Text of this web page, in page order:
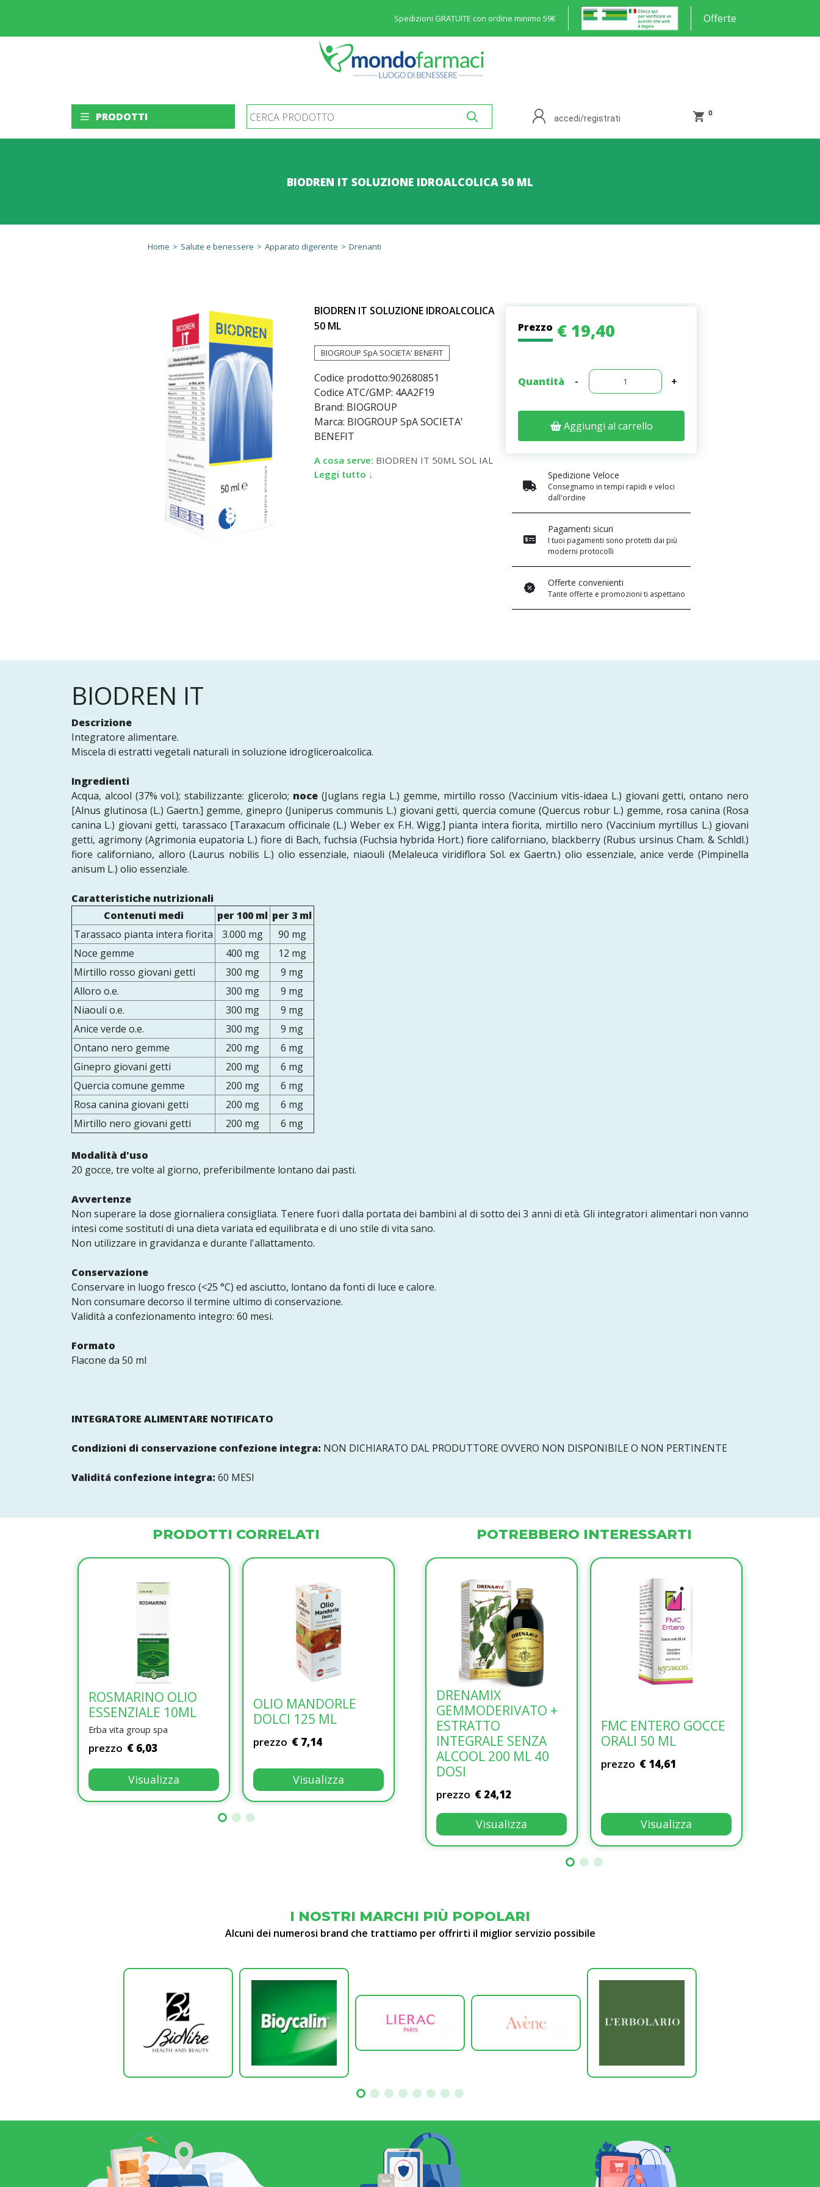
Spedizioni GRATUITE con ordine minimo 59€ Offerte
PRODOTTI accedi/registrati
0
BIODREN IT SOLUZIONE IDROALCOLICA 50 ML
Home > Salute e benessere > Apparato digerente > Drenanti
BIODREN IT SOLUZIONE IDROALCOLICA
50 ML
BIOGROUP SpA SOCIETA' BENEFIT
Codice prodotto:902680851
Codice ATC/GMP: 4AA2F19
Brand: BIOGROUP
Marca: BIOGROUP SpA SOCIETA'
BENEFIT
A cosa serve: BIODREN IT 50ML SOL IAL
Leggi tutto ↓
Prezzo € 19,40
Quantità - +
Aggiungi al carrello
Spedizione Veloce
Consegnamo in tempi rapidi e veloci
dall'ordine
Pagamenti sicuri
I tuoi pagamenti sono protetti dai più
moderni protocolli
Offerte convenienti
Tante offerte e promozioni ti aspettano
BIODREN IT
Descrizione
Integratore alimentare.
Miscela di estratti vegetali naturali in soluzione idrogliceroalcolica.
Ingredienti
Acqua, alcool (37% vol.); stabilizzante: glicerolo; noce(Juglans regia L.) gemme, mirtillo rosso (Vaccinium vitis-idaea L.) giovani getti, ontano nero
[Alnus glutinosa (L.) Gaertn.] gemme, ginepro (Juniperus communis L.) giovani getti, quercia comune (Quercus robur L.) gemme, rosa canina (Rosa
canina L.) giovani getti, tarassaco [Taraxacum officinale (L.) Weber ex F.H. Wigg.] pianta intera fiorita, mirtillo nero (Vaccinium myrtillus L.) giovani
getti, agrimony (Agrimonia eupatoria L.) fiore di Bach, fuchsia (Fuchsia hybrida Hort.) fiore californiano, blackberry (Rubus ursinus Cham. & Schldl.)
fiore californiano, alloro (Laurus nobilis L.) olio essenziale, niaouli (Melaleuca viridiflora Sol. ex Gaertn.) olio essenziale, anice verde (Pimpinella
anisum L.) olio essenziale.
Caratteristiche nutrizionali
Contenuti medi
per 100 ml per 3 ml
Tarassaco pianta intera fiorita
3.000 mg
90 mg
Noce gemme
400 mg
12 mg
Mirtillo rosso giovani getti
300 mg
9 mg
Alloro o.e.
300 mg
9 mg
Niaouli o.e.
300 mg
9 mg
Anice verde o.e.
300 mg
9 mg
Ontano nero gemme
200 mg
6 mg
Ginepro giovani getti
200 mg
6 mg
Quercia comune gemme
200 mg
6 mg
Rosa canina giovani getti
200 mg
6 mg
Mirtillo nero giovani getti
200 mg 6 mg
Modalità d'uso
20 gocce, tre volte al giorno, preferibilmente lontano dai pasti.
Avvertenze
Non superare la dose giornaliera consigliata. Tenere fuori dalla portata dei bambini al di sotto dei 3 anni di età. Gli integratori alimentari non vanno
intesi come sostituti di una dieta variata ed equilibrata e di uno stile di vita sano.
Non utilizzare in gravidanza e durante l'allattamento.
Conservazione
Conservare in luogo fresco (<25 °C) ed asciutto, lontano da fonti di luce e calore.
Non consumare decorso il termine ultimo di conservazione.
Validità a confezionamento integro: 60 mesi.
Formato
Flacone da 50 ml
INTEGRATORE ALIMENTARE NOTIFICATO
Condizioni di conservazione confezione integra: NON DICHIARATO DAL PRODUTTORE OVVERO NON DISPONIBILE O NON PERTINENTE
Validitá confezione integra: 60 MESI
PRODOTTI CORRELATI
ROSMARINO OLIO
ESSENZIALE 10ML
Erba vita group spa
prezzo € 6,03
Visualizza
OLIO MANDORLE
DOLCI 125 ML
prezzo € 7,14
Visualizza
VITAFLOREX GOCCE
5ML
Anvest health spa soc. benefit
prezzo € 14,64
Visualizza
9%
Prezzo di listino: ( 28.50€
prezzo € 25,65
POTREBBERO INTERESSARTI
DRENAMIX
GEMMODERIVATO +
ESTRATTO
INTEGRALE SENZA
ALCOOL 200 ML 40
DOSI
prezzo € 24,12
Visualizza
FMC ENTERO GOCCE
ORALI 50 ML
prezzo € 14,61
Visualizza
I NOSTRI MARCHI PIÙ POPOLARI
Alcuni dei numerosi brand che trattiamo per offrirti il miglior servizio possibile